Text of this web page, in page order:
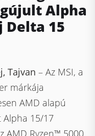
Alpha
Delta 15
Tajvan – Az MSI, a
márkája
AMD alapú
Alpha 15/17
AMD Ryzen™ 5000